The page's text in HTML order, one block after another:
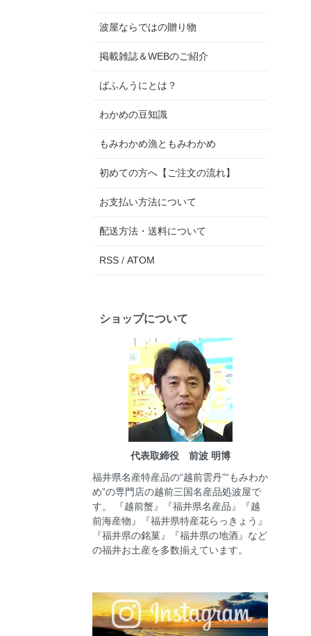
波屋ならではの贈り物
掲載雑誌＆WEBのご紹介
ばふんうにとは？
わかめの豆知識
もみわかめ漁ともみわかめ
初めての方へ【ご注文の流れ】
お支払い方法について
配送方法・送料について
RSS / ATOM
ショップについて
代表取締役 前波 明博
福井県名産特産品の“越前雲丹”“もみわか
め”の専門店の越前三国名産品処波屋で
す。 『越前蟹』『福井県名産品』『越
前海産物』『福井県特産花らっきょう』
『福井県の銘菓』『福井県の地酒』など
の福井お土産を多数揃えています。